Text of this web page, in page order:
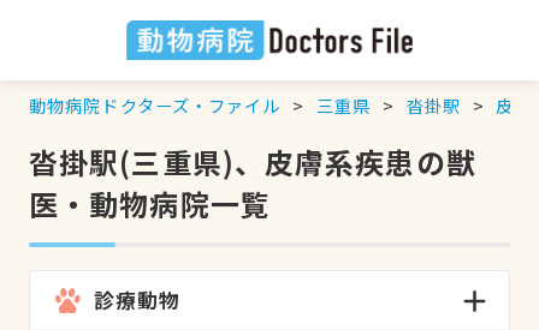
動物病院ドクターズ・ファイル 三重県 沓掛駅 皮膚
沓掛駅(三重県)、皮膚系疾患の獣
医・動物病院一覧
診療動物